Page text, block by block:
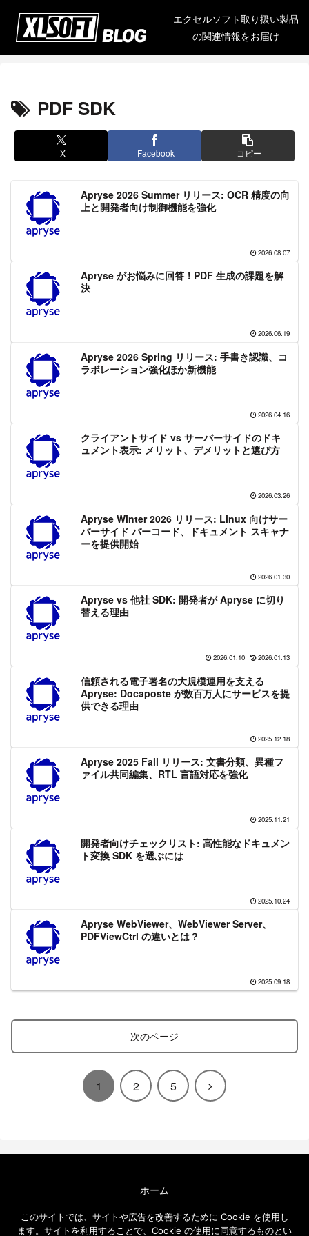
エクセルソフト取り扱い製品
の関連情報をお届け
PDF SDK
X Facebook コピー
Apryse 2026 Summer リリース: OCR 精度の向
上と開発者向け制御機能を強化
2026.08.07
Apryse がお悩みに回答！PDF 生成の課題を解
決
2026.06.19
Apryse 2026 Spring リリース: 手書き認識、コ
ラボレーション強化ほか新機能
2026.04.16
クライアントサイド vs サーバーサイドのドキ
ュメント表示: メリット、デメリットと選び方
2026.03.26
Apryse Winter 2026 リリース: Linux 向けサー
バーサイド バーコード、ドキュメント スキャナ
ーを提供開始
2026.01.30
Apryse vs 他社 SDK: 開発者が Apryse に切り
替える理由
2026.01.10 2026.01.13
信頼される電子署名の大規模運用を支える
Apryse: Docaposte が数百万人にサービスを提
供できる理由
2025.12.18
Apryse 2025 Fall リリース: 文書分類、異種フ
ァイル共同編集、RTL 言語対応を強化
2025.11.21
開発者向けチェックリスト: 高性能なドキュメン
ト変換 SDK を選ぶには
2025.10.24
Apryse WebViewer、WebViewer Server、
PDFViewCtrl の違いとは？
2025.09.18
次のページ
1 2 5
次
ホーム
免責事項
このサイトでは、サイトや広告を改善するために Cookie を使用し
ます。サイトを利用することで、Cookie の使用に同意するものとい